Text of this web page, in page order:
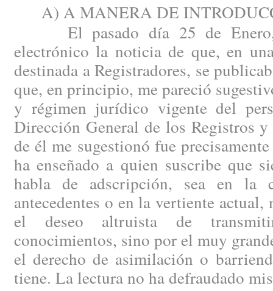
A) A MANERA DE
El pasado día 25 de Enero,
electrónico la noticia de que, en
destinada a Registradores, se
que, en principio, me pareció
y régimen jurídico vigente del
Dirección General de los Registros
de él me sugestionó fue
ha enseñado a quien suscribe que
habla de adscripción, sea en la
antecedentes o en la vertiente
el deseo altruista de
conocimientos, sino por el muy
el derecho de asimilación o
tiene. La lectura no ha defraudado